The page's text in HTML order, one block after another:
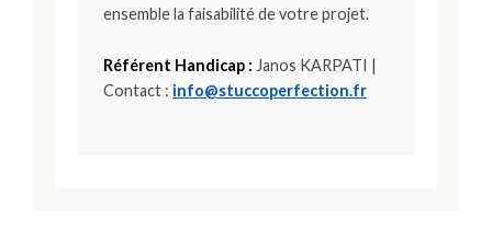
ensemble la faisabilité de votre projet.
Référent Handicap : Janos KARPATI |
Contact : info@stuccoperfection.fr